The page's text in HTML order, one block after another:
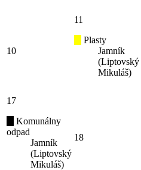
10
11
Plasty
Jamník
(Liptovský
Mikuláš)
17
Komunálny
odpad
Jamník
(Liptovský
Mikuláš)
18